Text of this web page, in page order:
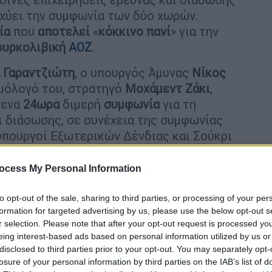
My Personal Information
opt-out of the sale, sharing to third parties, or processing of your
for targeted advertising by us, please use the below opt-out
selection. Please note that after your opt-out request is processed
interest-based ads based on personal information utilized by us
to third parties prior to your opt-out. You may separately
of your personal information by third parties on the IAB’s list of
την συμφωνία των δύο χωρών.
που αποτελεί «κόκκινο πανί» για την
ΑΟΖ.
Γαραντζιώτη, ο υπουργός Άμυνας Νίκος
του, στρατηγό Μοχάμεντ Ζάκι,
24ωραδιμερή συμφωνίαγια τη
διάσωσης, σε συνέχεια της συμφωνίας
Εξωτερικών Δένδιας και Σούκρι
αναγνωριστεί επίσημα στονΟΗΕ.
κάνουν ξεκάθαρο στην Άγκυρα
αλλά και στον ΟΗΕ πως το παράνομο
στην περιοχή του παράνομου
δυνάμεις θα έχουνμόνιμη
και όποτε απαιτηθεί θα
καιδιάσωσης.